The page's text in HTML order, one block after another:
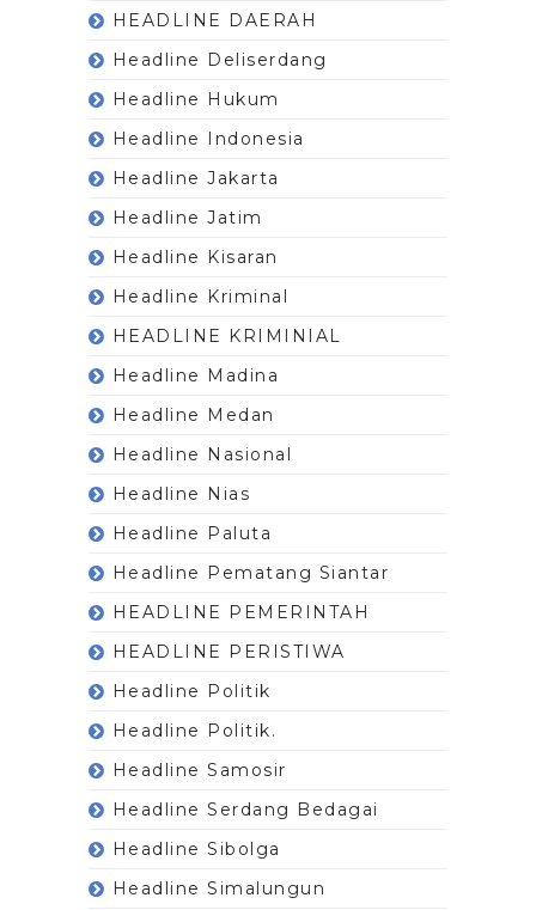
HEADLINE DAERAH
Headline Deliserdang
Headline Hukum
Headline Indonesia
Headline Jakarta
Headline Jatim
Headline Kisaran
Headline Kriminal
HEADLINE KRIMINIAL
Headline Madina
Headline Medan
Headline Nasional
Headline Nias
Headline Paluta
Headline Pematang Siantar
HEADLINE PEMERINTAH
HEADLINE PERISTIWA
Headline Politik
Headline Politik.
Headline Samosir
Headline Serdang Bedagai
Headline Sibolga
Headline Simalungun